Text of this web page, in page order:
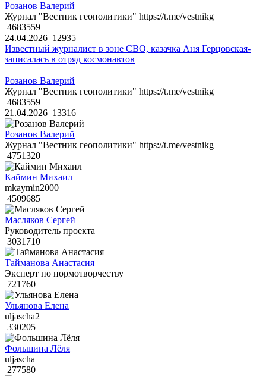
Розанов Валерий
Журнал "Вестник геополитики" https://t.me/vestnikg
4683559
24.04.2026 12935
Известный журналист в зоне СВО, казачка Аня Герцовская-
записалась в отряд космонавтов
Розанов Валерий
Журнал "Вестник геополитики" https://t.me/vestnikg
4683559
21.04.2026 13316
Розанов Валерий
Журнал "Вестник геополитики" https://t.me/vestnikg
4751320
Каймин Михаил
mkaymin2000
4509685
Масляков Сергей
Руководитель проекта
3031710
Тайманова Анастасия
Эксперт по нормотворчеству
721760
Ульянова Елена
uljascha2
330205
Фольшина Лёля
uljascha
277580